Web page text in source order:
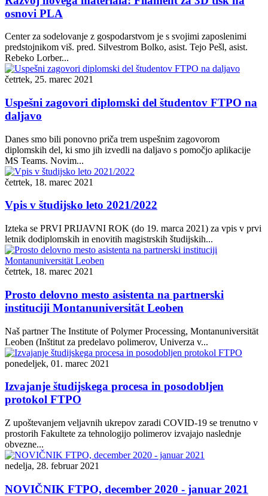
osnovi PLA
Center za sodelovanje z gospodarstvom je s svojimi zaposlenimi
predstojnikom viš. pred. Silvestrom Bolko, asist. Tejo Pešl, asist.
Rebeko Lorber...
četrtek, 25. marec 2021
Uspešni zagovori diplomski del študentov FTPO na
daljavo
Danes smo bili ponovno priča trem uspešnim zagovorom
diplomskih del, ki smo jih izvedli na daljavo s pomočjo aplikacije
MS Teams. Novim...
četrtek, 18. marec 2021
Vpis v študijsko leto 2021/2022
Izteka se PRVI PRIJAVNI ROK (do 19. marca 2021) za vpis v prvi
letnik dodiplomskih in enovitih magistrskih študijskih...
četrtek, 18. marec 2021
Prosto delovno mesto asistenta na partnerski
instituciji Montanuniversität Leoben
Naš partner The Institute of Polymer Processing, Montanuniversität
Leoben (Inštitut za predelavo polimerov, Univerza v...
ponedeljek, 01. marec 2021
Izvajanje študijskega procesa in posodobljen
protokol FTPO
Z upoštevanjem veljavnih ukrepov zaradi COVID-19 se trenutno v
prostorih Fakultete za tehnologijo polimerov izvajajo naslednje
obvezne...
nedelja, 28. februar 2021
NOVIČNIK FTPO, december 2020 - januar 2021